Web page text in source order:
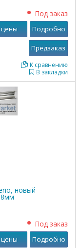
Под заказ
В закладки
К сравнению
Подробно
новый
Под заказ
Подробно